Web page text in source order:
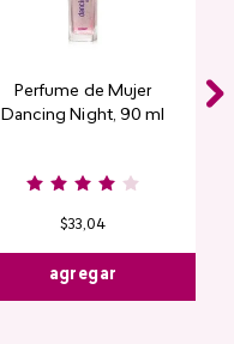
Perfume de Mujer
Dancing Night, 90 ml
$33,04
agregar